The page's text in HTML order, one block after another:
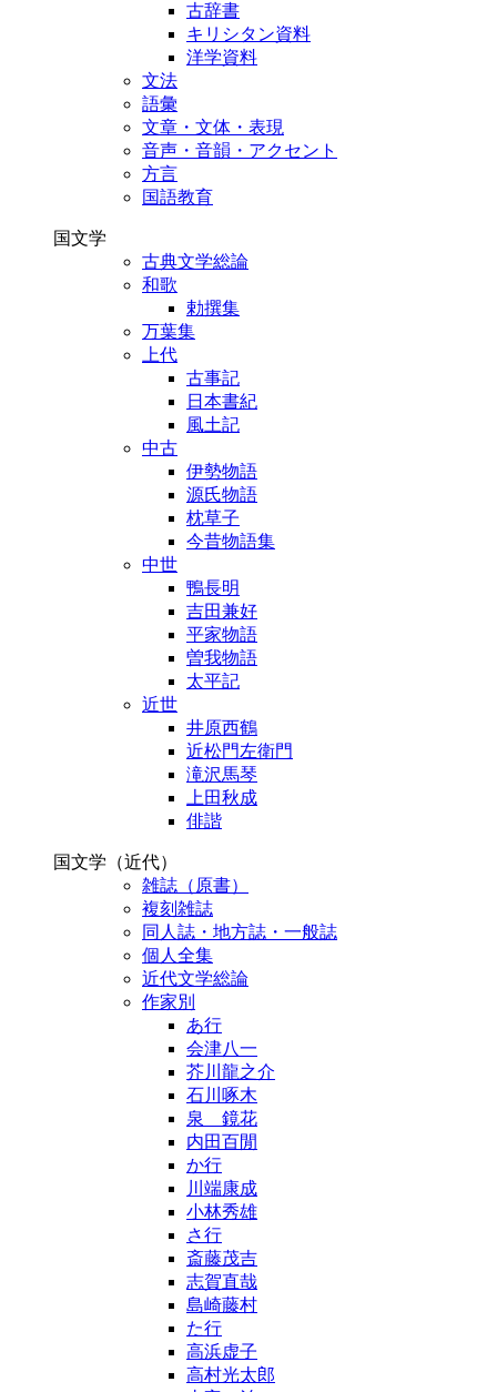
古辞書
キリシタン資料
洋学資料
文法
語彙
文章・文体・表現
音声・音韻・アクセント
方言
国語教育
国文学
古典文学総論
和歌
勅撰集
万葉集
上代
古事記
日本書紀
風土記
中古
伊勢物語
源氏物語
枕草子
今昔物語集
中世
鴨長明
吉田兼好
平家物語
曽我物語
太平記
近世
井原西鶴
近松門左衛門
滝沢馬琴
上田秋成
俳諧
国文学（近代）
雑誌（原書）
複刻雑誌
同人誌・地方誌・一般誌
個人全集
近代文学総論
作家別
あ行
会津八一
芥川龍之介
石川啄木
泉 鏡花
内田百閒
か行
川端康成
小林秀雄
さ行
斎藤茂吉
志賀直哉
島崎藤村
た行
高浜虚子
高村光太郎